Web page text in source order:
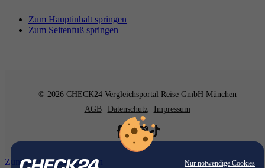
Nur notwendige Cookies
Zum Hauptinhalt springen
Zum Seitenfuß springen
© 2026 CHECK24 Vergleichsportal Reise GmbH München
AGB
Datenschutz Impressum
Zum Hauptinhalt springen